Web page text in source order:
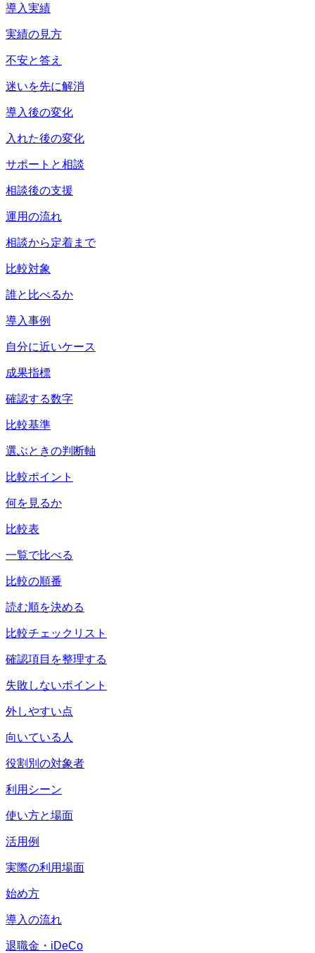
導入実績
実績の見方
不安と答え
迷いを先に解消
導入後の変化
入れた後の変化
サポートと相談
相談後の支援
運用の流れ
相談から定着まで
比較対象
誰と比べるか
導入事例
自分に近いケース
成果指標
確認する数字
比較基準
選ぶときの判断軸
比較ポイント
何を見るか
比較表
一覧で比べる
比較の順番
読む順を決める
比較チェックリスト
確認項目を整理する
失敗しないポイント
外しやすい点
向いている人
役割別の対象者
利用シーン
使い方と場面
活用例
実際の利用場面
始め方
導入の流れ
退職金・iDeCo